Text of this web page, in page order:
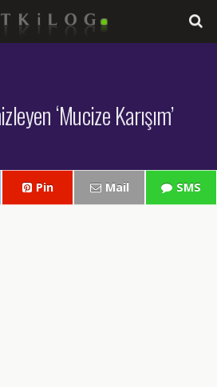
‘mucize Karışım’
Pin Mail SMS